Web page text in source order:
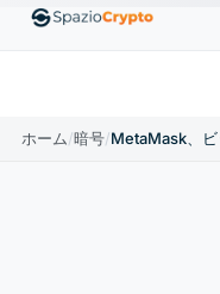
EthereumETH$1,880.58
ホーム/暗号/